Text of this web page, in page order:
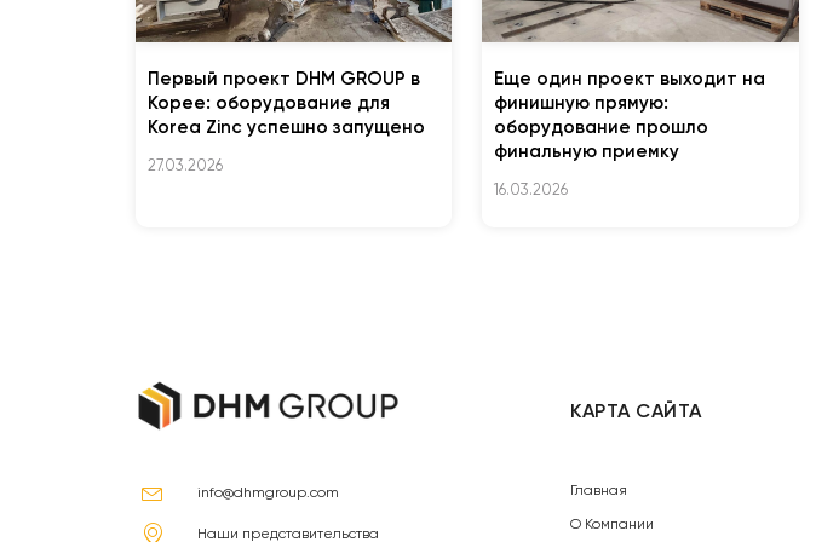
Первый проект DHM GROUP в
Корее: оборудование для
Korea Zinc успешно запущено
27.03.2026
Еще один проект выходит на
финишную прямую:
оборудование прошло
финальную приемку
16.03.2026
info@dhmgroup.com
Наши представительства
КАРТА САЙТА
Главная
О Компании